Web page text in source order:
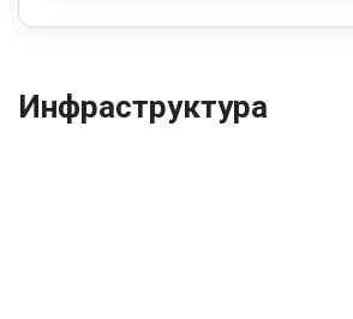
Инфраструктура